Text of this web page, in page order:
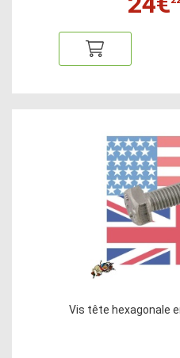
Vis tête hexagonale